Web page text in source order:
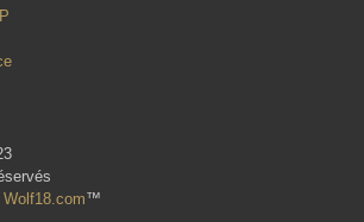
Wolf18.com™